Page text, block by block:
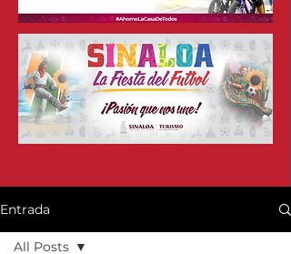
Entrada
All Posts